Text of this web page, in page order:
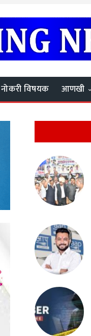
नोकरी विषयक आणखी